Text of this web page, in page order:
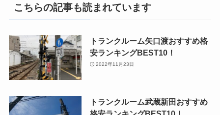
こちらの記事も読まれています
トランクルーム矢口渡おすすめ格
安ランキングBEST10！
2022年11月23日
トランクルーム武蔵新田おすすめ